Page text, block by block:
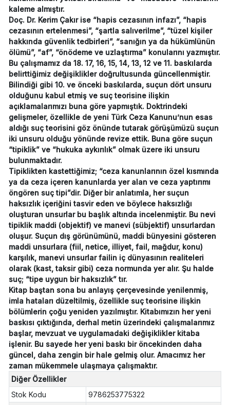
kaleme almıştır.
Doç. Dr. Kerim Çakır ise “hapis cezasının infazı”, “hapis
cezasının ertelenmesi”, “şartla salıverilme”, “tüzel kişiler
hakkında güvenlik tedbirleri”, “sanığın ya da hükümlünün
ölümü”, “af”, “önödeme ve uzlaştırma” konularını yazmıştır.
Bu çalışmamız da 18. 17, 16, 15, 14, 13, 12 ve 11. baskılarda
belirttiğimiz değişiklikler doğrultusunda güncellenmiştir.
Bilindiği gibi 10. ve önceki baskılarda, suçun dört unsuru
olduğunu kabul etmiş ve suç teorisine ilişkin
açıklamalarımızı buna göre yapmıştık. Doktrindeki
gelişmeler, özellikle de yeni Türk Ceza Kanunu’nun esas
aldığı suç teorisini göz önünde tutarak görüşümüzü suçun
iki unsuru olduğu yönünde revize ettik. Buna göre suçun
“tipiklik” ve “hukuka aykırılık” olmak üzere iki unsuru
bulunmaktadır.
Tipiklikten kastettiğimiz; “ceza kanunlarının özel kısmında
ya da ceza içeren kanunlarda yer alan ve ceza yaptırımı
öngören suç tipi”dir. Diğer bir anlatımla, her suçun
haksızlık içeriğini tasvir eden ve böylece haksızlığı
oluşturan unsurlar bu başlık altında incelenmiştir. Bu nevi
tipiklik maddi (objektif) ve manevi (sübjektif) unsurlardan
oluşur. Suçun dış görünümünü, maddi bünyesini gösteren
maddi unsurlara (fiil, netice, illiyet, fail, mağdur, konu)
karşılık, manevi unsurlar failin iç dünyasının realiteleri
olarak (kast, taksir gibi) ceza normunda yer alır. Şu halde
suç; “tipe uygun bir haksızlık” tır.
Kitap baştan sona bu anlayış çerçevesinde yenilenmiş,
imla hataları düzeltilmiş, özellikle suç teorisine ilişkin
bölümlerin çoğu yeniden yazılmıştır. Kitabımızın her yeni
baskısı çıktığında, derhal metin üzerindeki çalışmalarımız
başlar, mevzuat ve uygulamadaki değişiklikler kitaba
işlenir. Bu sayede her yeni baskı bir öncekinden daha
güncel, daha zengin bir hale gelmiş olur. Amacımız her
zaman mükemmele ulaşmaya çalışmaktır.
Diğer Özellikler
Stok Kodu
9786253775322